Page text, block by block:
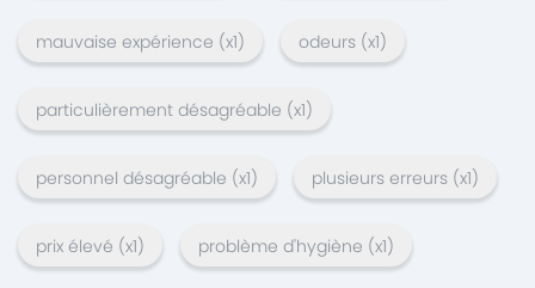
mauvaise expérience (x1) odeurs (x1)
particulièrement désagréable (x1)
personnel désagréable (x1) plusieurs erreurs (x1)
prix élevé (x1) problème d'hygiène (x1)